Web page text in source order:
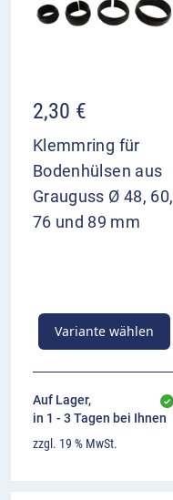
2,30 €
Klemmring für
Bodenhülsen aus
Grauguss Ø 48, 60,
76 und 89 mm
Variante wählen
Auf Lager,
in 1 - 3 Tagen bei Ihnen
zzgl. 19 % MwSt.